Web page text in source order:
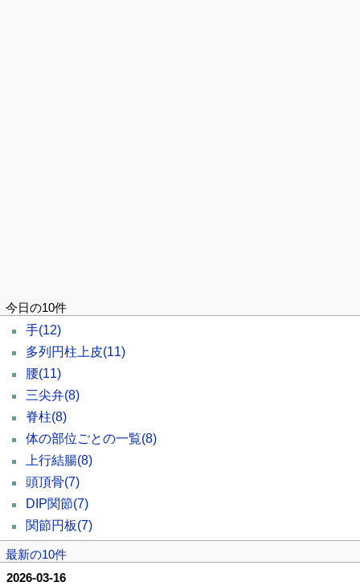
今日の10件
手(12)
多列円柱上皮(11)
腰(11)
三尖弁(8)
脊柱(8)
体の部位ごとの一覧(8)
上行結腸(8)
頭頂骨(7)
DIP関節(7)
関節円板(7)
最新の10件
2026-03-16